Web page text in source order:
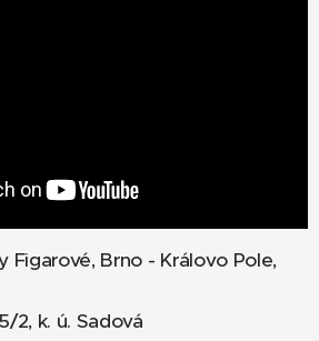
Figarové, Brno - Královo Pole,
2, k. ú. Sadová